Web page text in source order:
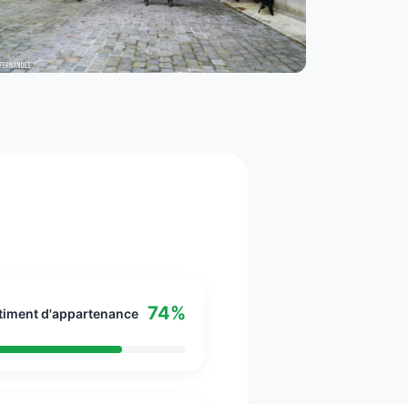
d'appartenance 74%